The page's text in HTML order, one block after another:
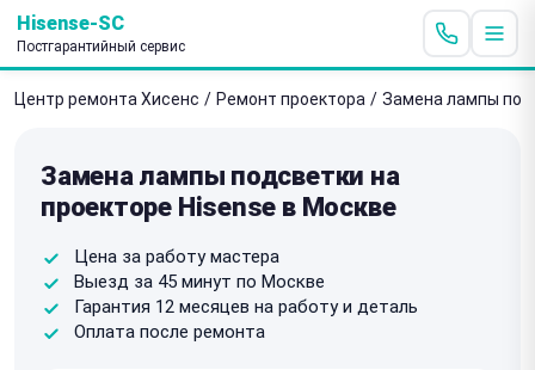
Hisense-SC
Постгарантийный сервис
Центр ремонта Хисенс / Ремонт проектора / Замена лампы
Замена лампы подсветки на
проекторе Hisense в Москве
Цена за работу мастера
Выезд за 45 минут по Москве
Гарантия 12 месяцев на работу и деталь
Оплата после ремонта